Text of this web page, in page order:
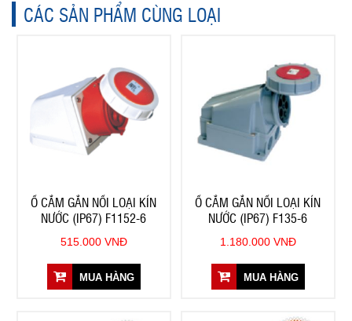
CÁC SẢN PHẨM CÙNG LOẠI
Ổ CẮM GẮN NỔI LOẠI KÍN
NƯỚC (IP67) F1152-6
515.000 VNĐ
MUA HÀNG
Ổ CẮM GẮN NỔI LOẠI KÍN
NƯỚC (IP67) F135-6
1.180.000 VNĐ
MUA HÀNG